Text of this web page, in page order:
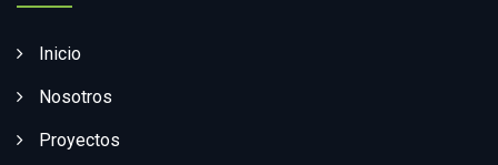
Inicio
Nosotros
Proyectos